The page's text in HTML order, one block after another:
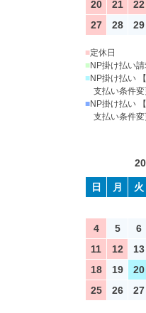
20
21 22
27
28 29
■定休日
■NP掛け払い
■NP掛け払い
支払い条件変
■NP掛け払い
支払い条件変
日 月 火
4
5 6
11
12 13
18
19 20
25
26 27